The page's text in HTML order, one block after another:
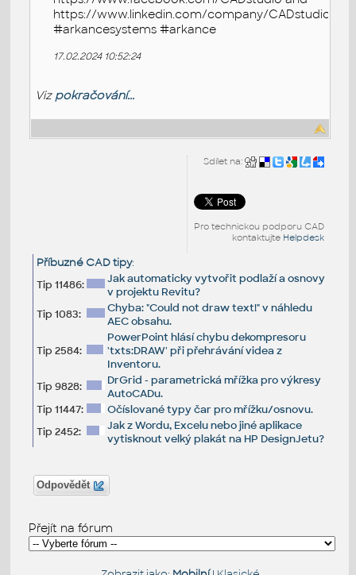
https://www.linkedin.com/company/CADstudio
#arkancesystems #arkance
17.02.2024 10:52:24
Viz pokračování...
Sdílet na:
Pro technickou podporu CAD
kontaktujte Helpdesk
Příbuzné CAD tipy:
Tip 11486:
Jak automaticky vytvořit podlaží a osnovy
v projektu Revitu?
Tip 1083:
Chyba: "Could not draw text!" v náhledu
AEC obsahu.
Tip 2584:
PowerPoint hlásí chybu dekompresoru
'txts:DRAW' při přehrávání videa z
Inventoru.
Tip 9828:
DrGrid - parametrická mřížka pro výkresy
AutoCADu.
Tip 11447:
Očíslované typy čar pro mřížku/osnovu.
Tip 2452:
Jak z Wordu, Excelu nebo jiné aplikace
vytisknout velký plakát na HP DesignJetu?
Odpovědět
Přejít na fórum